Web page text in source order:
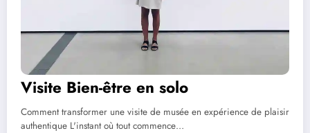
Visite Bien-être en solo
Comment transformer une visite de musée en expérience de plaisir
authentique L'instant où tout commence…